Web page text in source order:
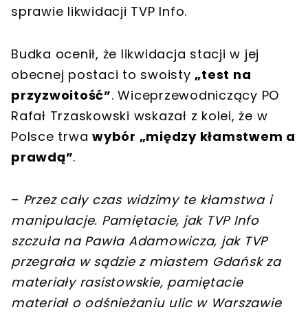
sprawie likwidacji TVP Info.
Budka ocenił, że likwidacja stacji w jej
obecnej postaci to swoisty „test na
przyzwoitość”. Wiceprzewodniczący PO
Rafał Trzaskowski wskazał z kolei, że w
Polsce trwa wybór „między kłamstwem a
prawdą”.
– Przez cały czas widzimy te kłamstwa i
manipulacje. Pamiętacie, jak TVP Info
szczuła na Pawła Adamowicza, jak TVP
przegrała w sądzie z miastem Gdańsk za
materiały rasistowskie, pamiętacie
materiał o odśnieżaniu ulic w Warszawie